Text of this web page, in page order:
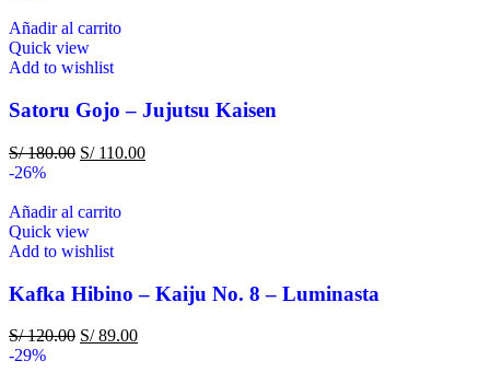
Añadir al carrito
Quick view
Add to wishlist
Satoru Gojo – Jujutsu Kaisen
S/180.00 S/110.00
-26%
Añadir al carrito
Quick view
Add to wishlist
Kafka Hibino – Kaiju No. 8 – Luminasta
S/120.00 S/89.00
-29%